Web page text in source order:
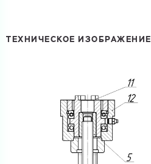
ТЕХНИЧЕСКОЕ ИЗОБРАЖЕНИЕ